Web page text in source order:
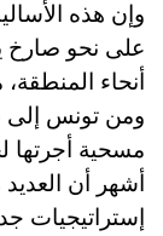
وإن هذه
على نحو صارخ
أنحاء
ومن تونس إلى
مسحية أجرتها
أشهر أن
إستراتيجيات